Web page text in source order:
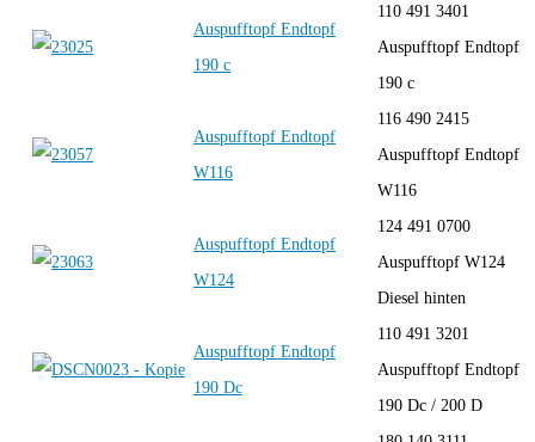
Auspufftopf Endtopf
190 c
110 491 3401
Auspufftopf Endtopf
190 c
Auspufftopf Endtopf
W116
116 490 2415
Auspufftopf Endtopf
W116
Auspufftopf Endtopf
W124
124 491 0700
Auspufftopf W124
Diesel hinten
Auspufftopf Endtopf
190 Dc
110 491 3201
Auspufftopf Endtopf
190 Dc / 200 D